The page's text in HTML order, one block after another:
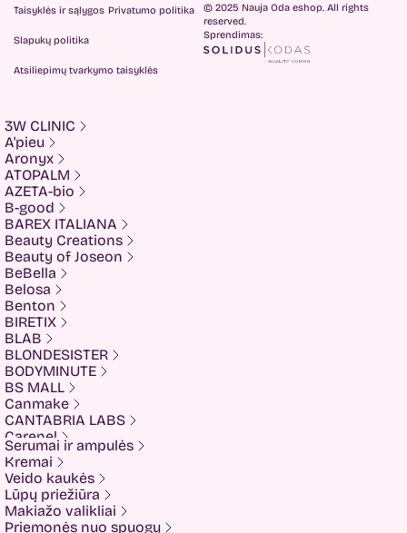
Taisyklės ir sąlygos Privatumo politika
Slapukų politika
Atsiliepimų tvarkymo taisyklės
© 2025 Nauja Oda eshop. All rights
reserved.
Sprendimas:
3W CLINIC
A'pieu
Aronyx
ATOPALM
AZETA-bio
B-good
BAREX ITALIANA
Beauty Creations
Beauty of Joseon
BeBella
Belosa
Benton
BIRETIX
BLAB
BLONDESISTER
BODYMINUTE
BS MALL
Canmake
CANTABRIA LABS
Carenel
CHALURE
Cherubs
Cliniccare
COSRX
COTRIL
Serumai ir ampulės
Kremai
Veido kaukės
Lūpų priežiūra
Makiažo valikliai
Priemonės nuo spuogų